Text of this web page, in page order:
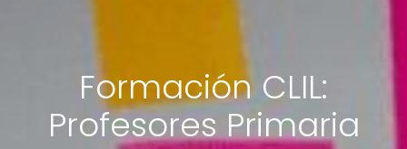
Formación CLIL:
Profesores Primaria